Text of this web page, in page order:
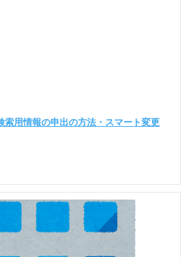
索用情報の申出の方法・スマート変更